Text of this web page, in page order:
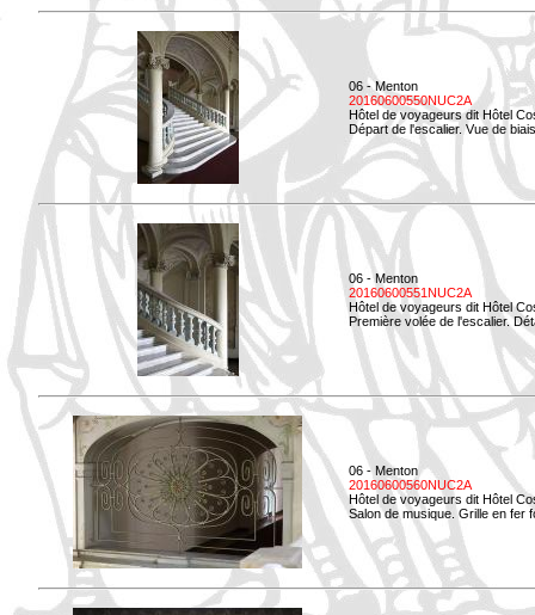
06 - Menton
20160600550NUC2A
Hôtel de voyageurs dit Hôtel
Départ de l'escalier. Vue de
06 - Menton
20160600551NUC2A
Hôtel de voyageurs dit Hôtel
Première volée de l'escalier.
06 - Menton
20160600560NUC2A
Hôtel de voyageurs dit Hôtel
Salon de musique. Grille en fer